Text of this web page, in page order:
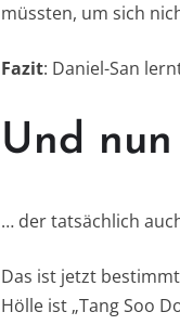
müssten, um sich
Fazit: Daniel-San
Und
… der tatsächlich
Das ist jetzt
Hölle ist „Tang Soo